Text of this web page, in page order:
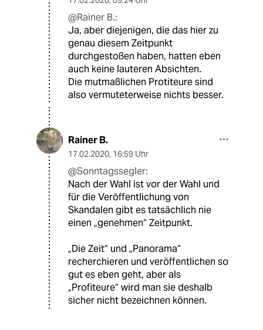
@Rainer B.:
Ja, aber diejenigen, die das hier zu
genau diesem Zeitpunkt
durchgestoßen haben, hatten eben
auch keine lauteren Absichten.
Die mutmaßlichen Protiteure sind
also vermuteterweise nichts besser.
Rainer B.
17.02.2020, 16:59 Uhr
@Sonntagssegler:
Nach der Wahl ist vor der Wahl und
für die Veröffentlichung von
Skandalen gibt es tatsächlich nie
einen „genehmen“ Zeitpunkt.
„Die Zeit“ und „Panorama“
recherchieren und veröffentlichen so
gut es eben geht, aber als
„Profiteure“ wird man sie deshalb
sicher nicht bezeichnen können.